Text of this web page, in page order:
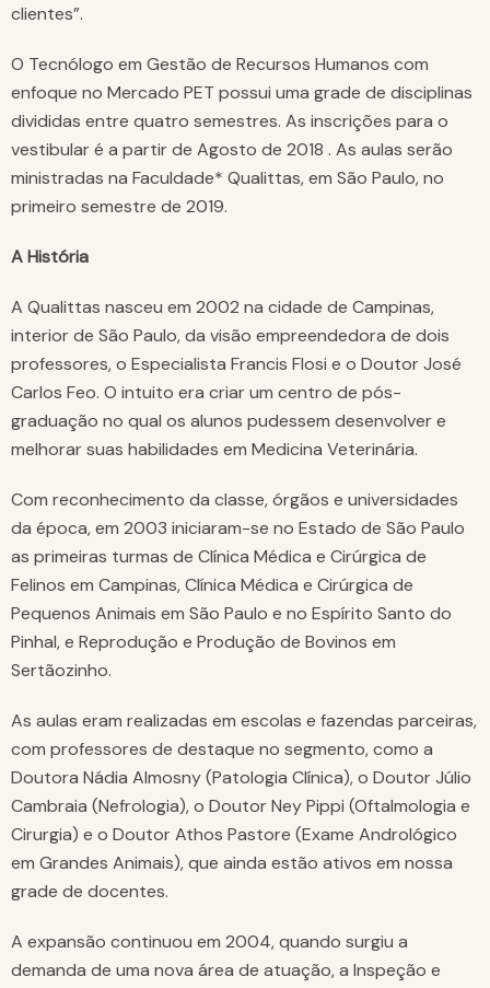
clientes”.
O Tecnólogo em Gestão de Recursos Humanos com
enfoque no Mercado PET possui uma grade de disciplinas
divididas entre quatro semestres. As inscrições para o
vestibular é a partir de Agosto de 2018 . As aulas serão
ministradas na Faculdade* Qualittas, em São Paulo, no
primeiro semestre de 2019.
A História
A Qualittas nasceu em 2002 na cidade de Campinas,
interior de São Paulo, da visão empreendedora de dois
professores, o Especialista Francis Flosi e o Doutor José
Carlos Feo. O intuito era criar um centro de pós-
graduação no qual os alunos pudessem desenvolver e
melhorar suas habilidades em Medicina Veterinária.
Com reconhecimento da classe, órgãos e universidades
da época, em 2003 iniciaram-se no Estado de São Paulo
as primeiras turmas de Clínica Médica e Cirúrgica de
Felinos em Campinas, Clínica Médica e Cirúrgica de
Pequenos Animais em São Paulo e no Espírito Santo do
Pinhal, e Reprodução e Produção de Bovinos em
Sertãozinho.
As aulas eram realizadas em escolas e fazendas parceiras,
com professores de destaque no segmento, como a
Doutora Nádia Almosny (Patologia Clínica), o Doutor Júlio
Cambraia (Nefrologia), o Doutor Ney Pippi (Oftalmologia e
Cirurgia) e o Doutor Athos Pastore (Exame Andrológico
em Grandes Animais), que ainda estão ativos em nossa
grade de docentes.
A expansão continuou em 2004, quando surgiu a
demanda de uma nova área de atuação, a Inspeção e